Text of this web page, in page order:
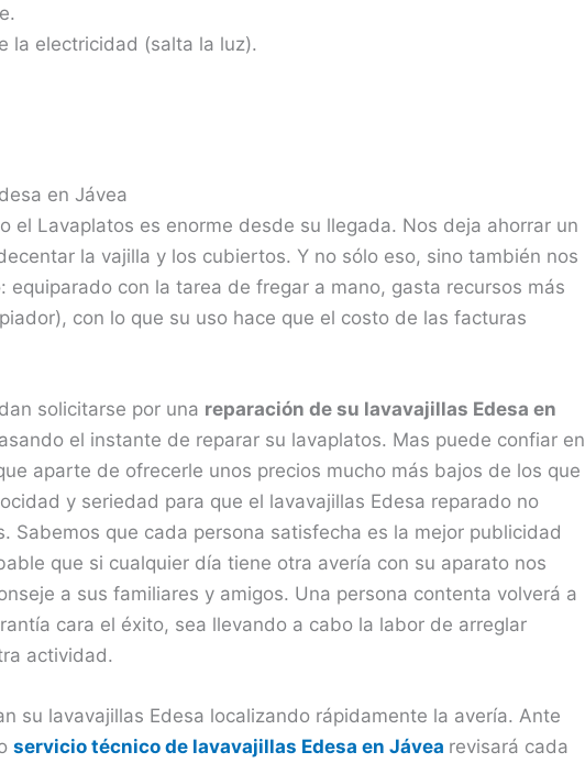
la electricidad (salta la luz).
en Jávea
el Lavaplatos es enorme desde su llegada. Nos deja ahorrar un
la vajilla y los cubiertos. Y no sólo eso, sino también nos
equiparado con la tarea de fregar a mano, gasta recursos más
con lo que su uso hace que el costo de las facturas
solicitarse por una reparación de su lavavajillas Edesa en
el instante de reparar su lavaplatos. Mas puede confiar en
aparte de ofrecerle unos precios mucho más bajos de los que
y seriedad para que el lavavajillas Edesa reparado no
Sabemos que cada persona satisfecha es la mejor publicidad
que si cualquier día tiene otra avería con su aparato nos
a sus familiares y amigos. Una persona contenta volverá a
cara el éxito, sea llevando a cabo la labor de arreglar
actividad.
su lavavajillas Edesa localizando rápidamente la avería. Ante
servicio técnico de lavavajillas Edesa en Jávea revisará cada